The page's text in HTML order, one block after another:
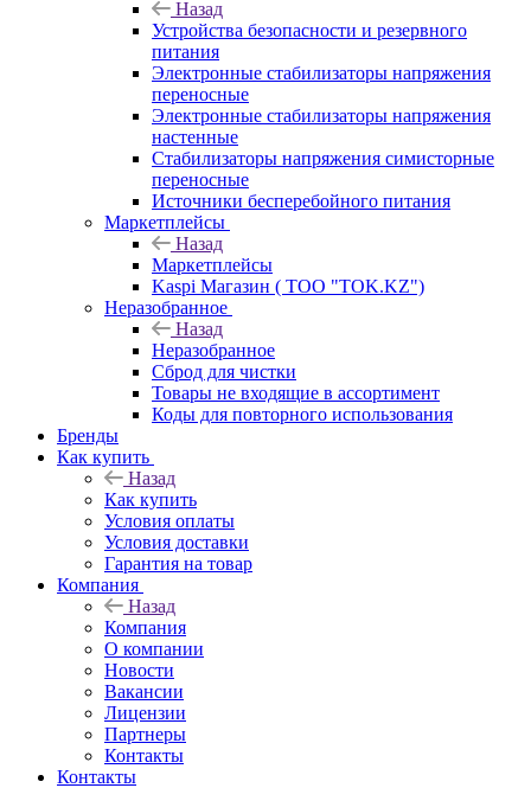
Назад
Устройства безопасности и резервного
питания
Электронные стабилизаторы напряжения
переносные
Электронные стабилизаторы напряжения
настенные
Стабилизаторы напряжения симисторные
переносные
Источники бесперебойного питания
Маркетплейсы
Назад
Маркетплейсы
Kaspi Магазин ( ТОО "TOK.KZ")
Неразобранное
Назад
Неразобранное
Сброд для чистки
Товары не входящие в ассортимент
Коды для повторного использования
Бренды
Как купить
Назад
Как купить
Условия оплаты
Условия доставки
Гарантия на товар
Компания
Назад
Компания
О компании
Новости
Вакансии
Лицензии
Партнеры
Контакты
Контакты